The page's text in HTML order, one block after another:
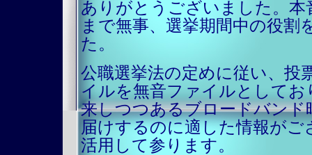
ありがとうございました。
まで無事、選挙期間中の役
た。
公職選挙法の定めに従い、投
イルを無音ファイルとして
来しつつあるブロードバンド
届けするのに適した情報が
活用して参ります。